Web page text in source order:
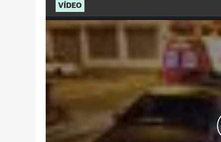
VÍDEO